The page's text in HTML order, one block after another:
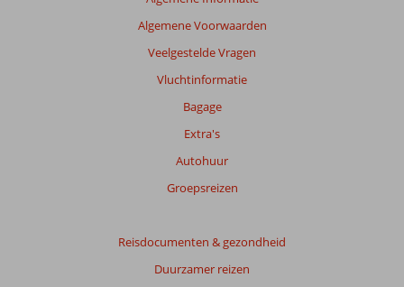
Algemene Voorwaarden
Veelgestelde Vragen
Vluchtinformatie
Bagage
Extra's
Autohuur
Groepsreizen
Reisdocumenten & gezondheid
Duurzamer reizen